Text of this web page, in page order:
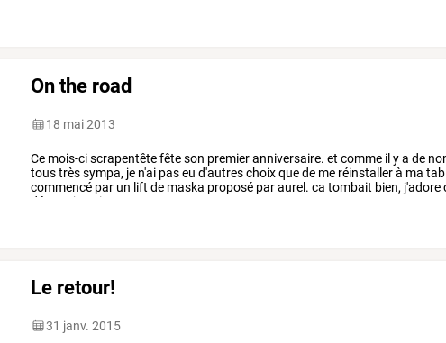
On the road
18 mai 2013
Ce mois-ciscrapentêtefêteson premieranniversaire. et comme il ya de
toustrèssympa, je n'ai paseu d'autreschoixquede me réinstallerà ma
commencé par un lift de maska proposé paraurel. ca tombait bien, j'adore
départ,
je nai
Le retour!
31 janv. 2015